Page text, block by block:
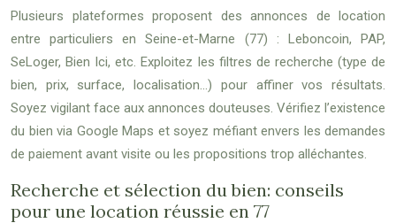
Plusieurs plateformes proposent des annonces de location
entre particuliers en Seine-et-Marne (77) : Leboncoin, PAP,
SeLoger, Bien Ici, etc. Exploitez les filtres de recherche (type de
bien, prix, surface, localisation…) pour affiner vos résultats.
Soyez vigilant face aux annonces douteuses. Vérifiez l’existence
du bien via Google Maps et soyez méfiant envers les demandes
de paiement avant visite ou les propositions trop alléchantes.
Recherche et sélection du bien: conseils
pour une location réussie en 77